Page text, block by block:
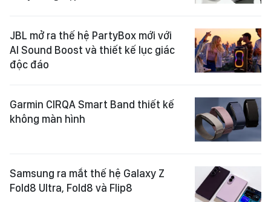
JBL mở ra thế hệ PartyBox mới với
AI Sound Boost và thiết kế lục giác
độc đáo
Garmin CIRQA Smart Band thiết kế
không màn hình
Samsung ra mắt thế hệ Galaxy Z
Fold8 Ultra, Fold8 và Flip8